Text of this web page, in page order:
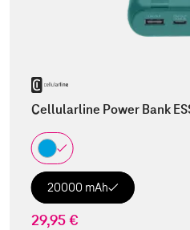
Cellularline Power Bank
20000 mAh
29,95 €